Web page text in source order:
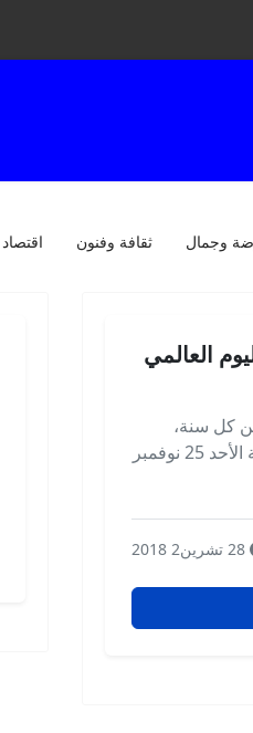
وجمال ثقافة وفنون اقتصاد
العالمي
الموافق لـ14 نوفمبر من كل سنة،
وتحت شعار: "معا... ضد السكري"، كان الموعد صبيحة الأحد 25 نوفمبر